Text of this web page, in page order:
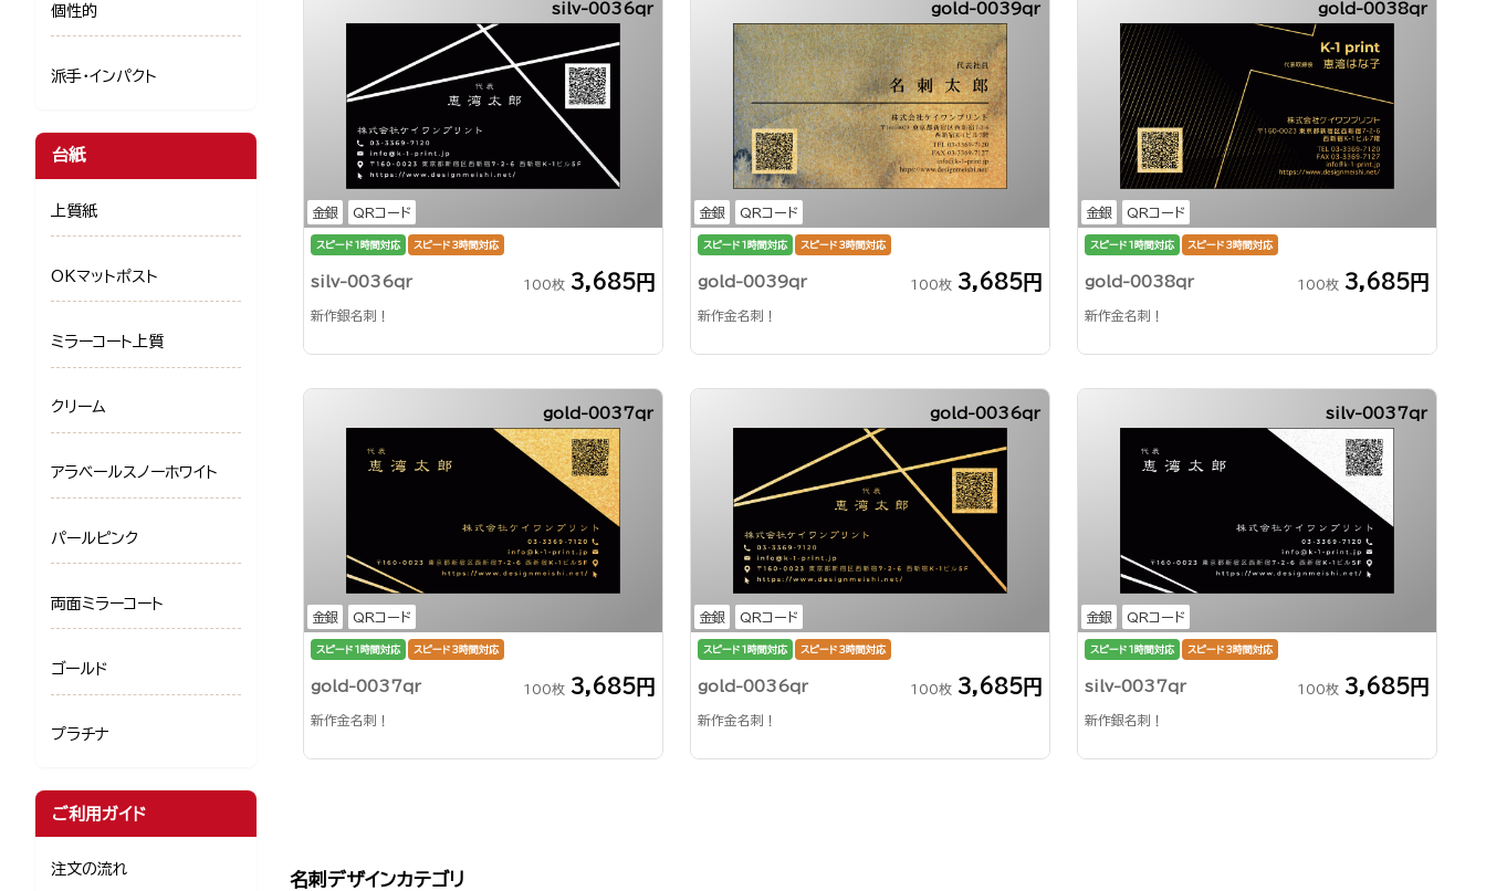
金銀 QRコード
silv-0036qr
スピード1時間対応 スピード3時間対応
silv-0036qr 100枚 3,685円
新作銀名刺！
金銀 QRコード
gold-0039qr
スピード1時間対応 スピード3時間対応
gold-0039qr 100枚 3,685円
新作金名刺！
金銀 QRコード
gold-0038qr
スピード1時間対応 スピード3時間対応
gold-0038qr 100枚 3,685円
新作金名刺！
金銀 QRコード
gold-0037qr
スピード1時間対応 スピード3時間対応
gold-0037qr 100枚 3,685円
新作金名刺！
金銀 QRコード
gold-0036qr
スピード1時間対応 スピード3時間対応
gold-0036qr 100枚 3,685円
新作金名刺！
金銀 QRコード
silv-0037qr
スピード1時間対応 スピード3時間対応
silv-0037qr 100枚 3,685円
新作銀名刺！
名刺デザインカテゴリ
個性的
派手・インパクト
台紙
上質紙
OKマットポスト
ミラーコート上質
クリーム
アラベールスノーホワイト
パールピンク
両面ミラーコート
ゴールド
プラチナ
ご利用ガイド
注文の流れ